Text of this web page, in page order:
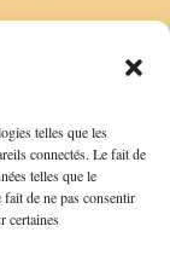
telles que les
connectés. Le fait de
telles que le
de ne pas consentir
certaines
Paris